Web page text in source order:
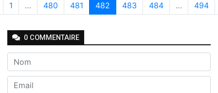
1 … 480 481 482 483 484 … 494
0 COMMENTAIRE